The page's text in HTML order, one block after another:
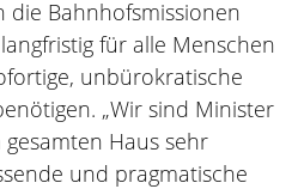
Bahnhofsmissionen
für alle Menschen
unbürokratische
„Wir sind Minister
Haus sehr
und pragmatische